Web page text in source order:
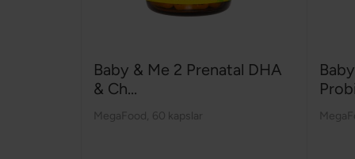
Baby & Me 2 Prenatal DHA
& Ch...
MegaFood 60 kapslar